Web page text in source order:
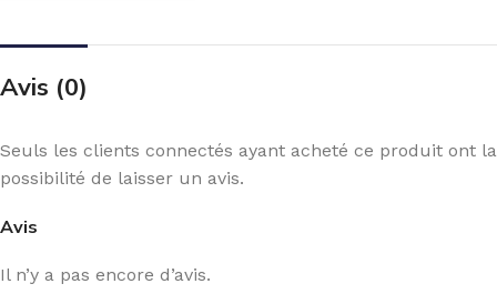
Avis (0)
Avis
Il n’y a pas encore d’avis.
Seuls les clients connectés ayant acheté ce produit ont la
possibilité de laisser un avis.